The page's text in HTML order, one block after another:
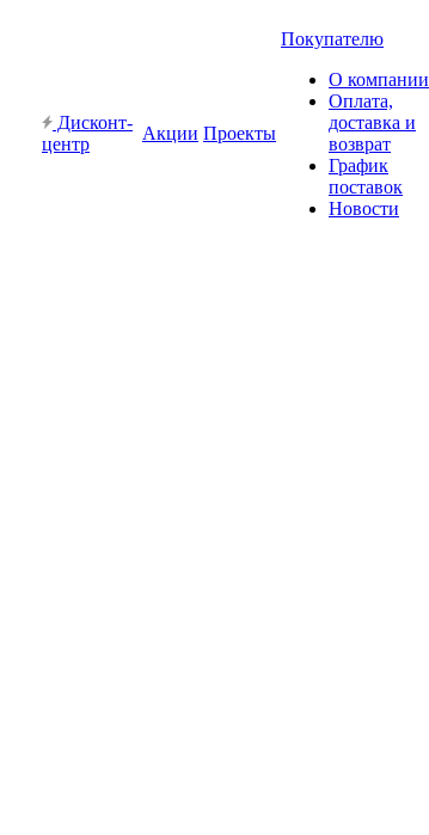
Дисконт-
центр
Акции Проекты
Покупателю
О компании
Оплата,
доставка и
возврат
График
поставок
Новости